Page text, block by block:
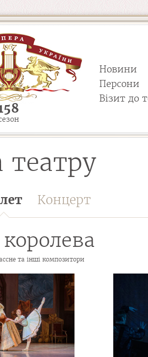
Новини
Персони
Візит до
Концерт
та інші композитори